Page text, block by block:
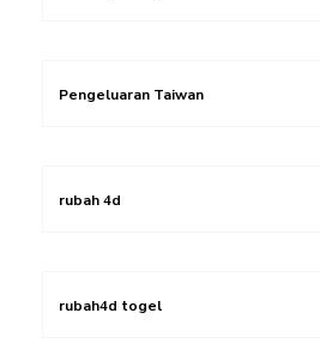
Pengeluaran Taiwan
rubah 4d
rubah4d togel